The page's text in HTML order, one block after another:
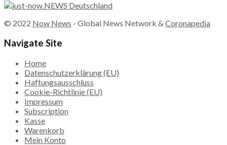
© 2022 Now News - Global News Network & Coronapedia
Navigate Site
Home
Datenschutzerklärung (EU)
Haftungsausschluss
Cookie-Richtlinie (EU)
Impressum
Subscription
Kasse
Warenkorb
Mein Konto